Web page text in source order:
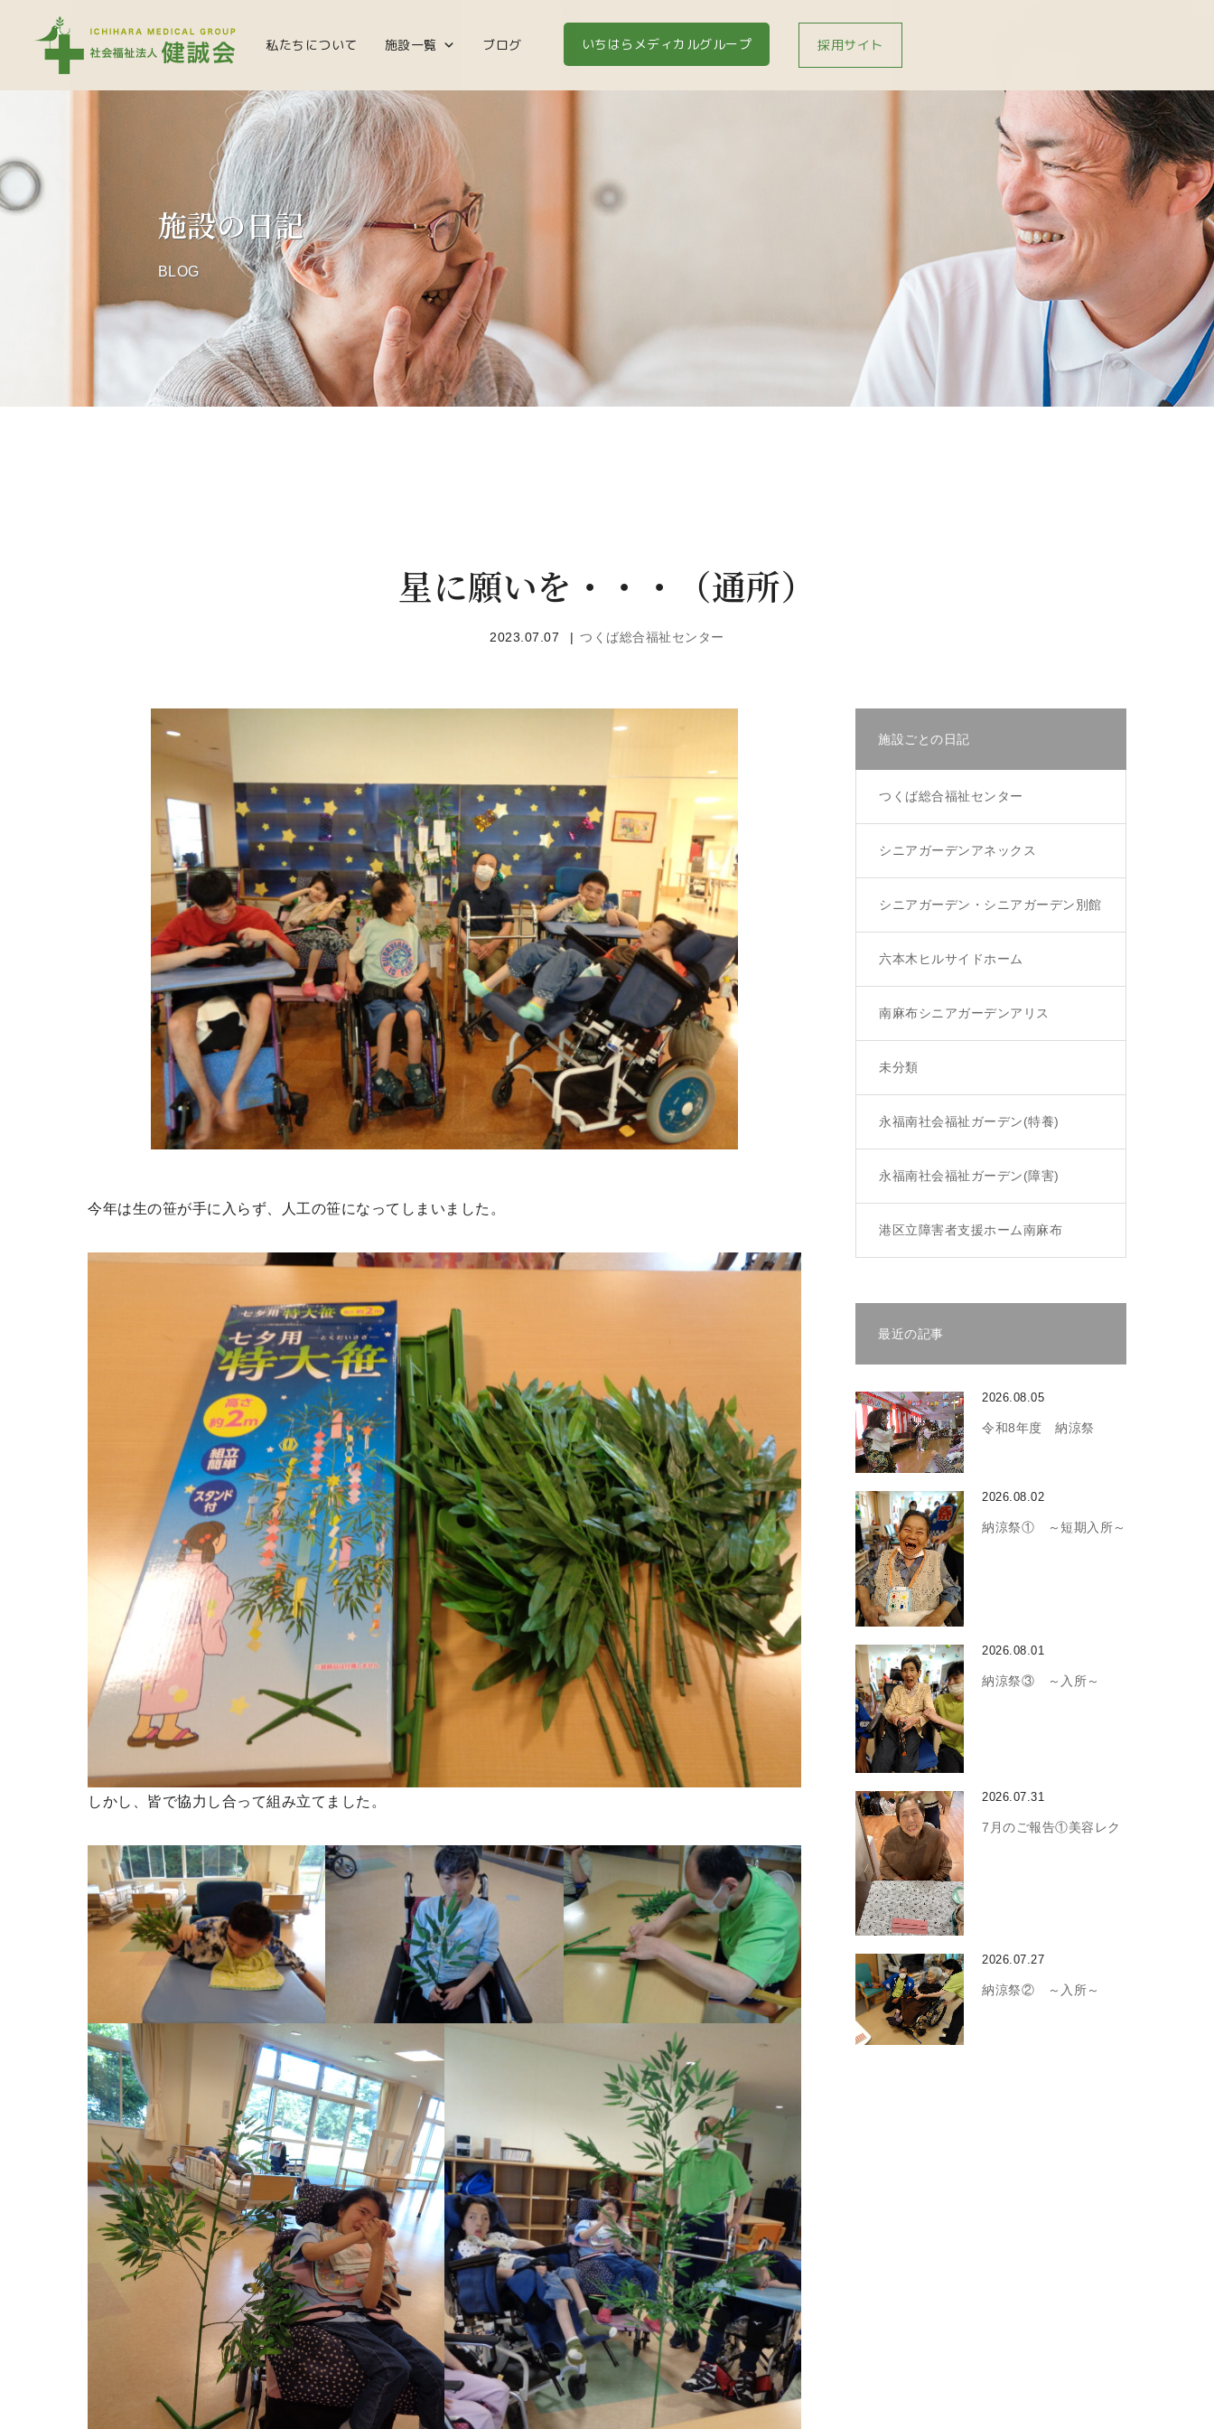
私たちについて 施設一覧 ブログ いちはらメディカルグループ 採用サイト
施設の日記
BLOG
星に願いを・・・（通所）
2023.07.07 つくば総合福祉センター
今年は生の笹が手に入らず、人工の笹になってしまいました。
しかし、皆で協力し合って組み立てました。
施設ごとの日記
つくば総合福祉センター
シニアガーデンアネックス
シニアガーデン・シニアガーデン別館
六本木ヒルサイドホーム
南麻布シニアガーデンアリス
未分類
永福南社会福祉ガーデン(特養)
永福南社会福祉ガーデン(障害)
港区立障害者支援ホーム南麻布
最近の記事
2026.08.05
令和8年度 納涼祭
2026.08.02
納涼祭① ～短期入所～
2026.08.01
納涼祭③ ～入所～
2026.07.31
7月のご報告①美容レク
2026.07.27
納涼祭② ～入所～